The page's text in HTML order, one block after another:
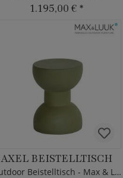
1.195,00 € *
AXEL BEISTELLTISCH
Outdoor Beistelltisch - Max & Luuk